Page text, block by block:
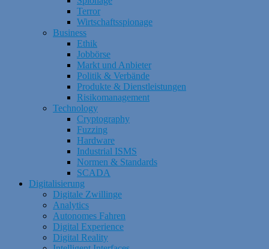
Terror
Wirtschaftsspionage
Business
Ethik
Jobbörse
Markt und Anbieter
Politik & Verbände
Produkte & Dienstleistungen
Risikomanagement
Technology
Cryptography
Fuzzing
Hardware
Industrial ISMS
Normen & Standards
SCADA
Digitalisierung
Digitale Zwillinge
Analytics
Autonomes Fahren
Digital Experience
Digital Reality